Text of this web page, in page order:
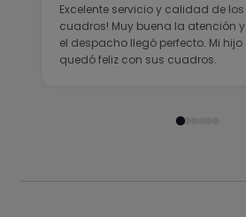
Excelente servicio y calidad de los
cuadros! Muy buena la atención y
el despacho llegó perfecto. Mi hijo
quedó feliz con sus cuadros.